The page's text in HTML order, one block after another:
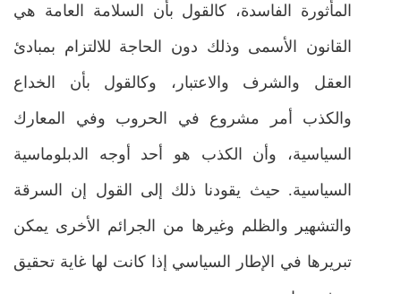
المأثورة الفاسدة، كالقول بأن السلامة العامة هي
القانون الأسمى وذلك دون الحاجة للالتزام بمبادئ
العقل والشرف والاعتبار، وكالقول بأن الخداع
والكذب أمر مشروع في الحروب وفي المعارك
السياسية، وأن الكذب هو أحد أوجه الدبلوماسية
السياسية. حيث يقودنا ذلك إلى القول إن السرقة
والتشهير والظلم وغيرها من الجرائم الأخرى يمكن
تبريرها في الإطار السياسي إذا كانت لها غاية تحقيق